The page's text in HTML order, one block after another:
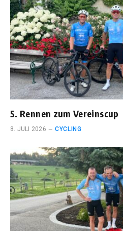
5. Rennen zum Vereinscup
8. JULI 2026 CYCLING